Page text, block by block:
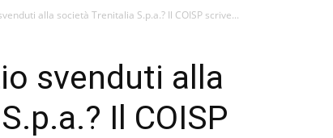
alla società Trenitalia S.p.a.? Il COISP scrive...
svenduti alla
Il COISP